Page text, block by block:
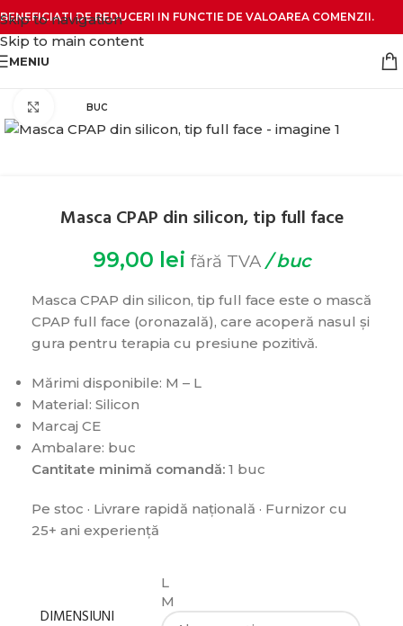
Skip to navigation
Skip to main content
BENEFICIATI DE REDUCERI IN FUNCTIE DE VALOAREA COMENZII.
MENIU
BUC
Click pentru zoom
Masca CPAP din silicon, tip full face
99,00 lei fără TVA / buc
Masca CPAP din silicon, tip full face este o mască
CPAP full face (oronazală), care acoperă nasul și
gura pentru terapia cu presiune pozitivă.
Mărimi disponibile: M – L
Material: Silicon
Marcaj CE
Ambalare: buc
Cantitate minimă comandă: 1 buc
Pe stoc · Livrare rapidă națională · Furnizor cu
25+ ani experiență
DIMENSIUNI
L
M